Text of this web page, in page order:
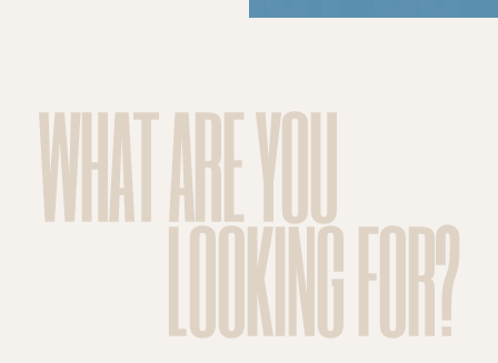
WHAT ARE YOU
LOOKING FOR?